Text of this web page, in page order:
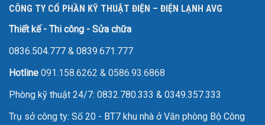
CÔNG TY CỔ PHẦN KỸ THUẬT ĐIỆN – ĐIỆN LẠNH AVG
Thiết kế - Thi công - Sửa chữa
0836.504.777 & 0839.671.777
Hotline 091.158.6262 & 0586.93.6868
Phòng kỹ thuật 24/7: 0832.780.333 & 0349.357.333
Trụ sở công ty: Số 20 - BT7 khu nhà ở Văn phòng Bộ Công